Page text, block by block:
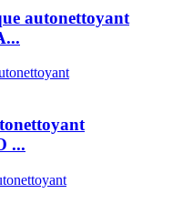
autonettoyant
...